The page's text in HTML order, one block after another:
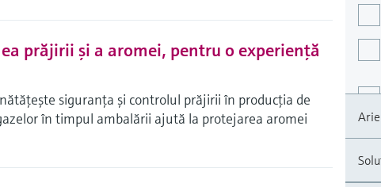
prăjirii şi a aromei, pentru o experienţă
siguranţa şi controlul prăjirii în producţia de
în timpul ambalării ajută la protejarea aromei